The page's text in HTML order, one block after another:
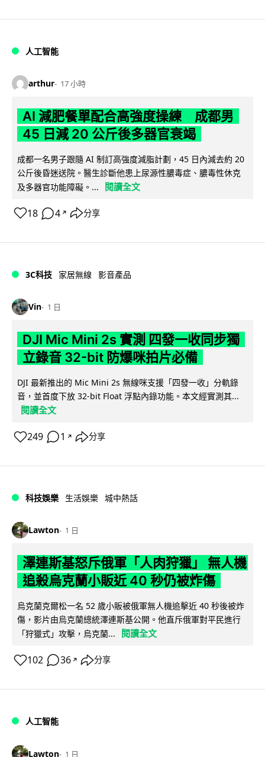
人工智能
arthur 17 小時
AI 減肥餐單配合高強度操練 成都男
45 日減 20 公斤後多器官衰竭
成都一名男子跟隨 AI 制訂高強度減脂計劃，45 日內減去約 20
公斤後昏迷送院。醫生診斷他患上尿源性膿毒症、膿毒性休克
及多器官功能障礙。...
閱讀全文
18 4 ↗ 分享
3C科技 家居無線 影音產品
Vin 1 日
DJI Mic Mini 2s 實測 四發一收同步獨
立錄音 32-bit 防爆咪拍片必備
DJI 最新推出的 Mic Mini 2s 無線咪支援「四發一收」分軌錄
音，並首度下放 32-bit Float 浮點內錄功能。本文經實測其...
閱讀全文
249 1 ↗ 分享
科技娛樂 生活娛樂 城中熱話
Lawton 1 日
澤連斯基怒斥俄軍「人肉狩獵」 無人機
追殺烏克蘭小販近 40 秒仍被炸傷
烏克蘭克爾松一名 52 歲小販被俄軍無人機追擊近 40 秒後被炸
傷，影片由烏克蘭總統澤連斯基公開。他直斥俄軍對平民進行
「狩獵式」攻擊，烏克蘭...
閱讀全文
102 36 ↗ 分享
人工智能
Lawton 1 日